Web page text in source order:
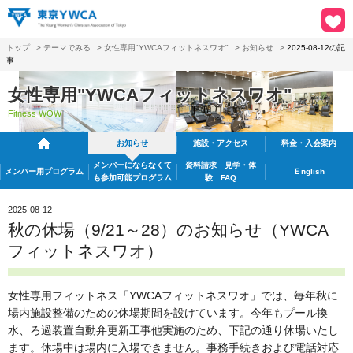
トップ > テーマでみる > 女性専用"YWCAフィットネスワオ" > お知らせ > 2025-08-12の記
事
女性専用"YWCAフィットネスワオ"
Fitness WOW
お知らせ 施設・アクセス 料金・入会案内
メンバー用プログラム
メンバーにならなくて
も参加可能プログラム
資料請求
見学・体
験 FAQ
Ｅnglish
2025-08-12
秋の休場（9/21～28）のお知らせ（YWCA
フィットネスワオ）
女性専用フィットネス「YWCAフィットネスワオ」では、毎年秋に
場内施設整備のための休場期間を設けています。今年もプール換
水、ろ過装置自動弁更新工事他実施のため、下記の通り休場いたし
ます。休場中は場内に入場できません。事務手続きおよび電話対応